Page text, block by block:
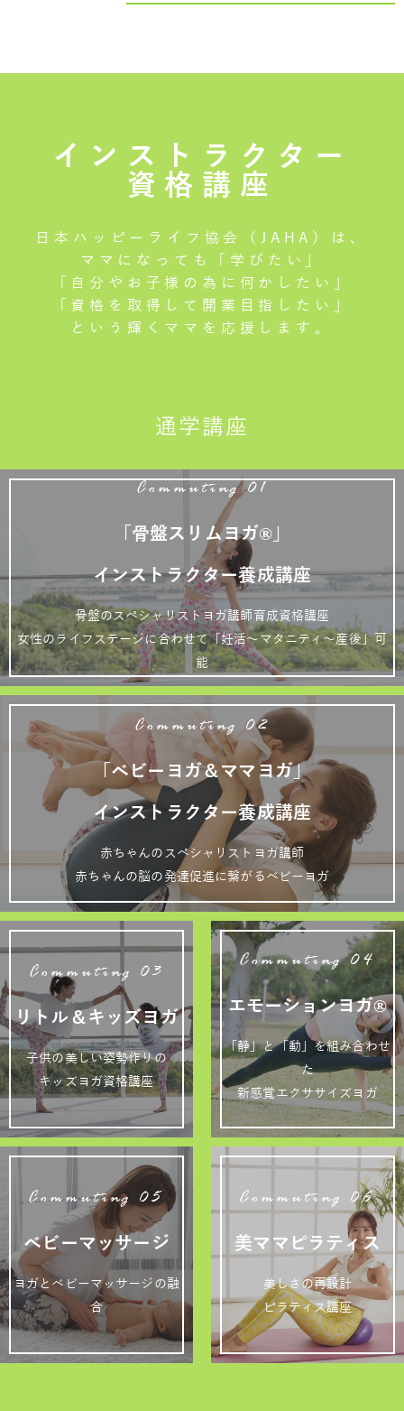
インストラクター
資格講座
日本ハッピーライフ協会（JAHA）は、
ママになっても「学びたい」
「自分やお子様の為に何かしたい」
「資格を取得して開業目指したい」
という輝くママを応援します。
通学講座
Commuting 01
「骨盤スリムヨガ®」
インストラクター養成講座
骨盤のスペシャリストヨガ講師育成資格講座
女性のライフステージに合わせて「妊活～マタニティ～産後」可
能
Commuting 02
「ベビーヨガ＆ママヨガ」
インストラクター養成講座
赤ちゃんのスペシャリストヨガ講師
赤ちゃんの脳の発達促進に繋がるベビーヨガ
Commuting 03
リトル＆キッズヨガ
子供の美しい姿勢作りの
キッズヨガ資格講座
Commuting 04
エモーションヨガ®
「静」と「動」を組み合わせ
た
新感覚エクササイズヨガ
Commuting 05
ベビーマッサージ
ヨガとベビーマッサージの融
合
Commuting 06
美ママピラティス
美しさの再設計
ピラティス講座